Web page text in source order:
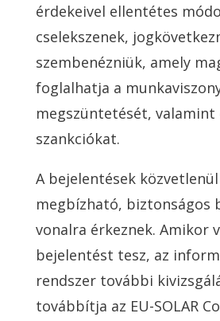
érdekeivel ellentétes
cselekszenek,
szembenézniük, amely
foglalhatja a
megszüntetését, valamint
szankciókat.
A bejelentések
megbízható, biztonságos
vonalra érkeznek. Amikor
bejelentést tesz, az
rendszer további
továbbítja az EU-SOLAR